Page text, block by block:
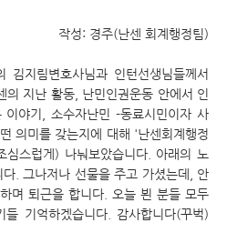
작성: 경주(난센 회계행정팀)
지림변호사님과 인턴선생님들께서
지난 활동, 난민인권운동 안에서 인
이야기, 소수자난민 -동료시민이자 사
의미를 갖는지에 대해 '난센회계행정
스럽게) 나눠보았습니다. 아래의 노
. 그나저나 선물을 주고 가셨는데, 안
며 퇴근을 합니다. 오늘 뵌 분들 모두
들 기억하겠습니다. 감사합니다(꾸벅)